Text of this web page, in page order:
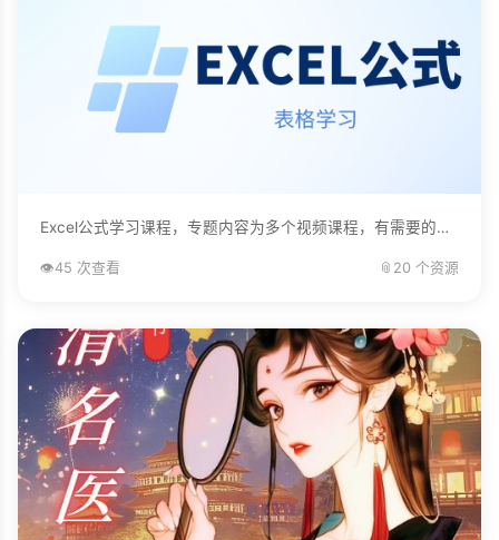
Excel公式学习课程，专题内容为多个视频课程，有需要的自己下载学习。...
👁️45 次查看 📎 20 个资源